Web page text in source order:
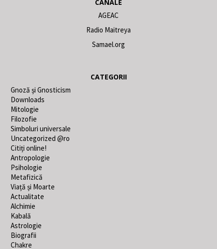
CANALE
AGEAC
Radio Maitreya
Samael.org
CATEGORII
Gnoză și Gnosticism
Downloads
Mitologie
Filozofie
Simboluri universale
Uncategorized @ro
Citiți online!
Antropologie
Psihologie
Metafizică
Viață și Moarte
Actualitate
Alchimie
Kabală
Astrologie
Biografii
Chakre